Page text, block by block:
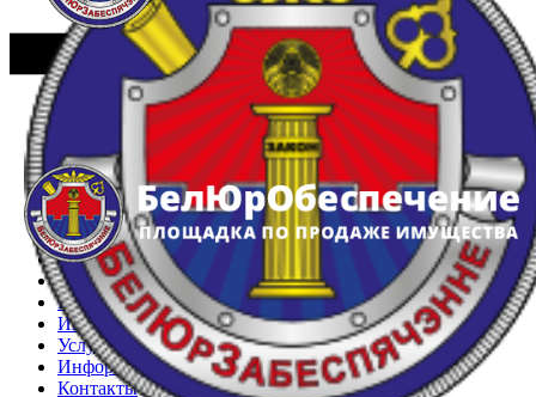
Главная
Арестованное имущество
Реестр несостоявшихся торгов
Реестр переоценок
Частное имущество
Государственное имущество
Интернет-магазин
Интернет-витрина
Услуги
Информация
Контакты